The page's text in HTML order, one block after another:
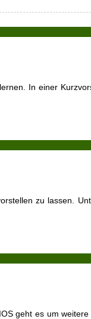
In einer
zu lassen.
geht es um